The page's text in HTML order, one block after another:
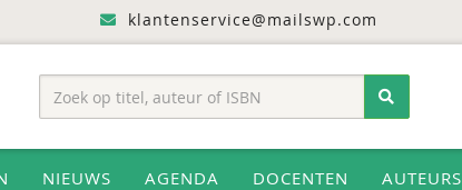
klantenservice@mailswp.com
NIEUWS AGENDA DOCENTEN AUTEURS